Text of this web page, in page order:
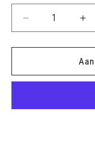
Aantal
verlagen
voor
CASTLE
870